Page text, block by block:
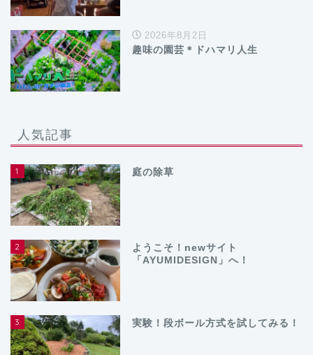
2026年8月2日
趣味の園芸＊ドハマリ人生
人気記事
1 庭の除草
2
ようこそ！newサイト
「AYUMIDESIGN」へ！
3 実験！段ボール方式を試してみる！